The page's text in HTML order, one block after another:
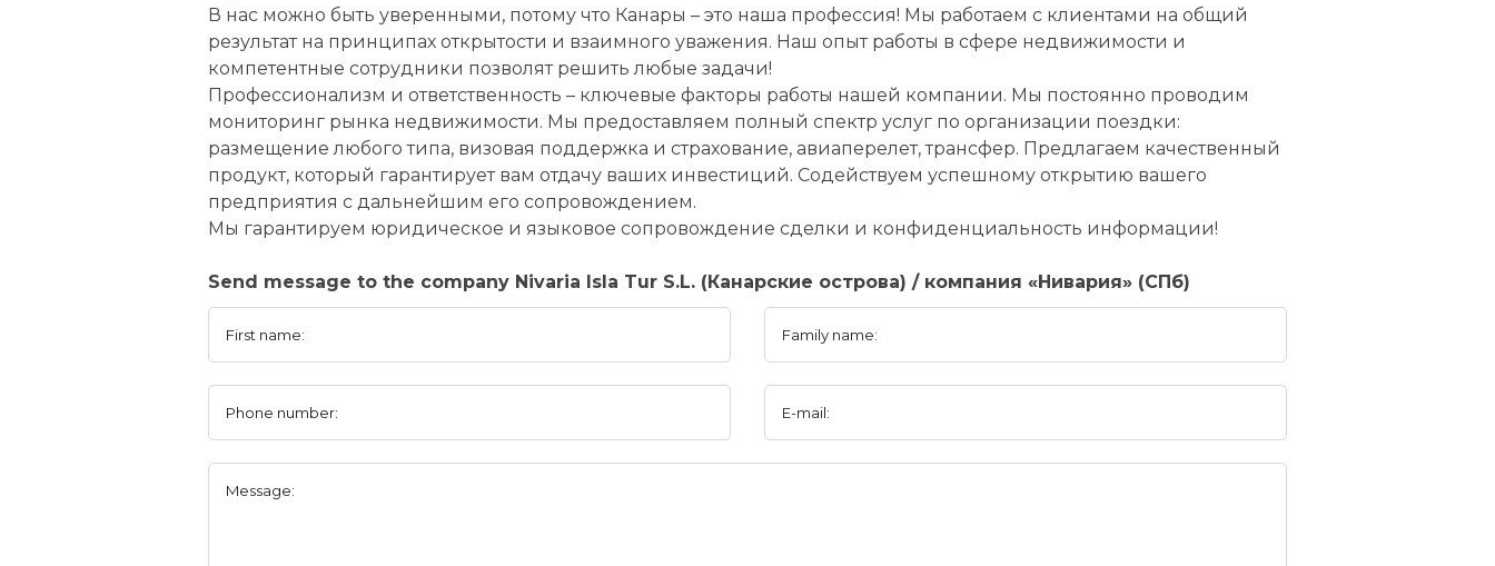
В нас можно быть уверенными, потому что Канары – это наша профессия! Мы работаем с клиентами на общий
результат на принципах открытости и взаимного уважения. Наш опыт работы в сфере недвижимости и
компетентные сотрудники позволят решить любые задачи!
Профессионализм и ответственность – ключевые факторы работы нашей компании. Мы постоянно проводим
мониторинг рынка недвижимости. Мы предоставляем полный спектр услуг по организации поездки:
размещение любого типа, визовая поддержка и страхование, авиаперелет, трансфер. Предлагаем качественный
продукт, который гарантирует вам отдачу ваших инвестиций. Содействуем успешному открытию вашего
предприятия с дальнейшим его сопровождением.
Мы гарантируем юридическое и языковое сопровождение сделки и конфиденциальность информации!
Send message to the company Nivaria Isla Tur S.L. (Канарские острова) / компания «Нивария» (СПб)
First name: Family name:
Phone number: E-mail:
Message: